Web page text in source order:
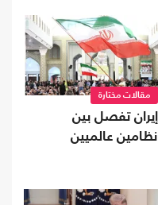
مقالات مختارة
إيران تفصل بين
نظامين عالميين